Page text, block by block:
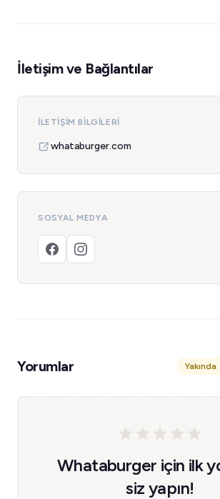
İletişim ve Bağlantılar
İLETIŞIM BILGILERI
whataburger.com
SOSYAL MEDYA
Yorumlar Yakında
Whataburger için ilk
siz yapın!